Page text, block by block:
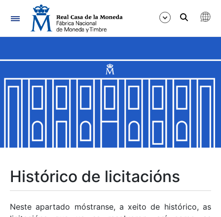
Navegación
Mostrar/Ocultar
Mostrar/Ocultar
Mostrar/Ocultar
Histórico de licitacións
Neste apartado móstranse, a xeito de histórico, as